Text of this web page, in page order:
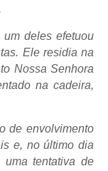
deles efetuou
Ele residia na
Nossa Senhora
na cadeira,
de envolvimento
e, no último dia
tentativa de